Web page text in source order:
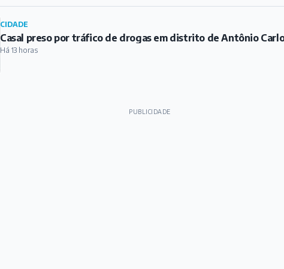
CIDADE
Casal preso por tráfico de drogas em distrito de Antônio
Há 13 horas
PUBLICIDADE